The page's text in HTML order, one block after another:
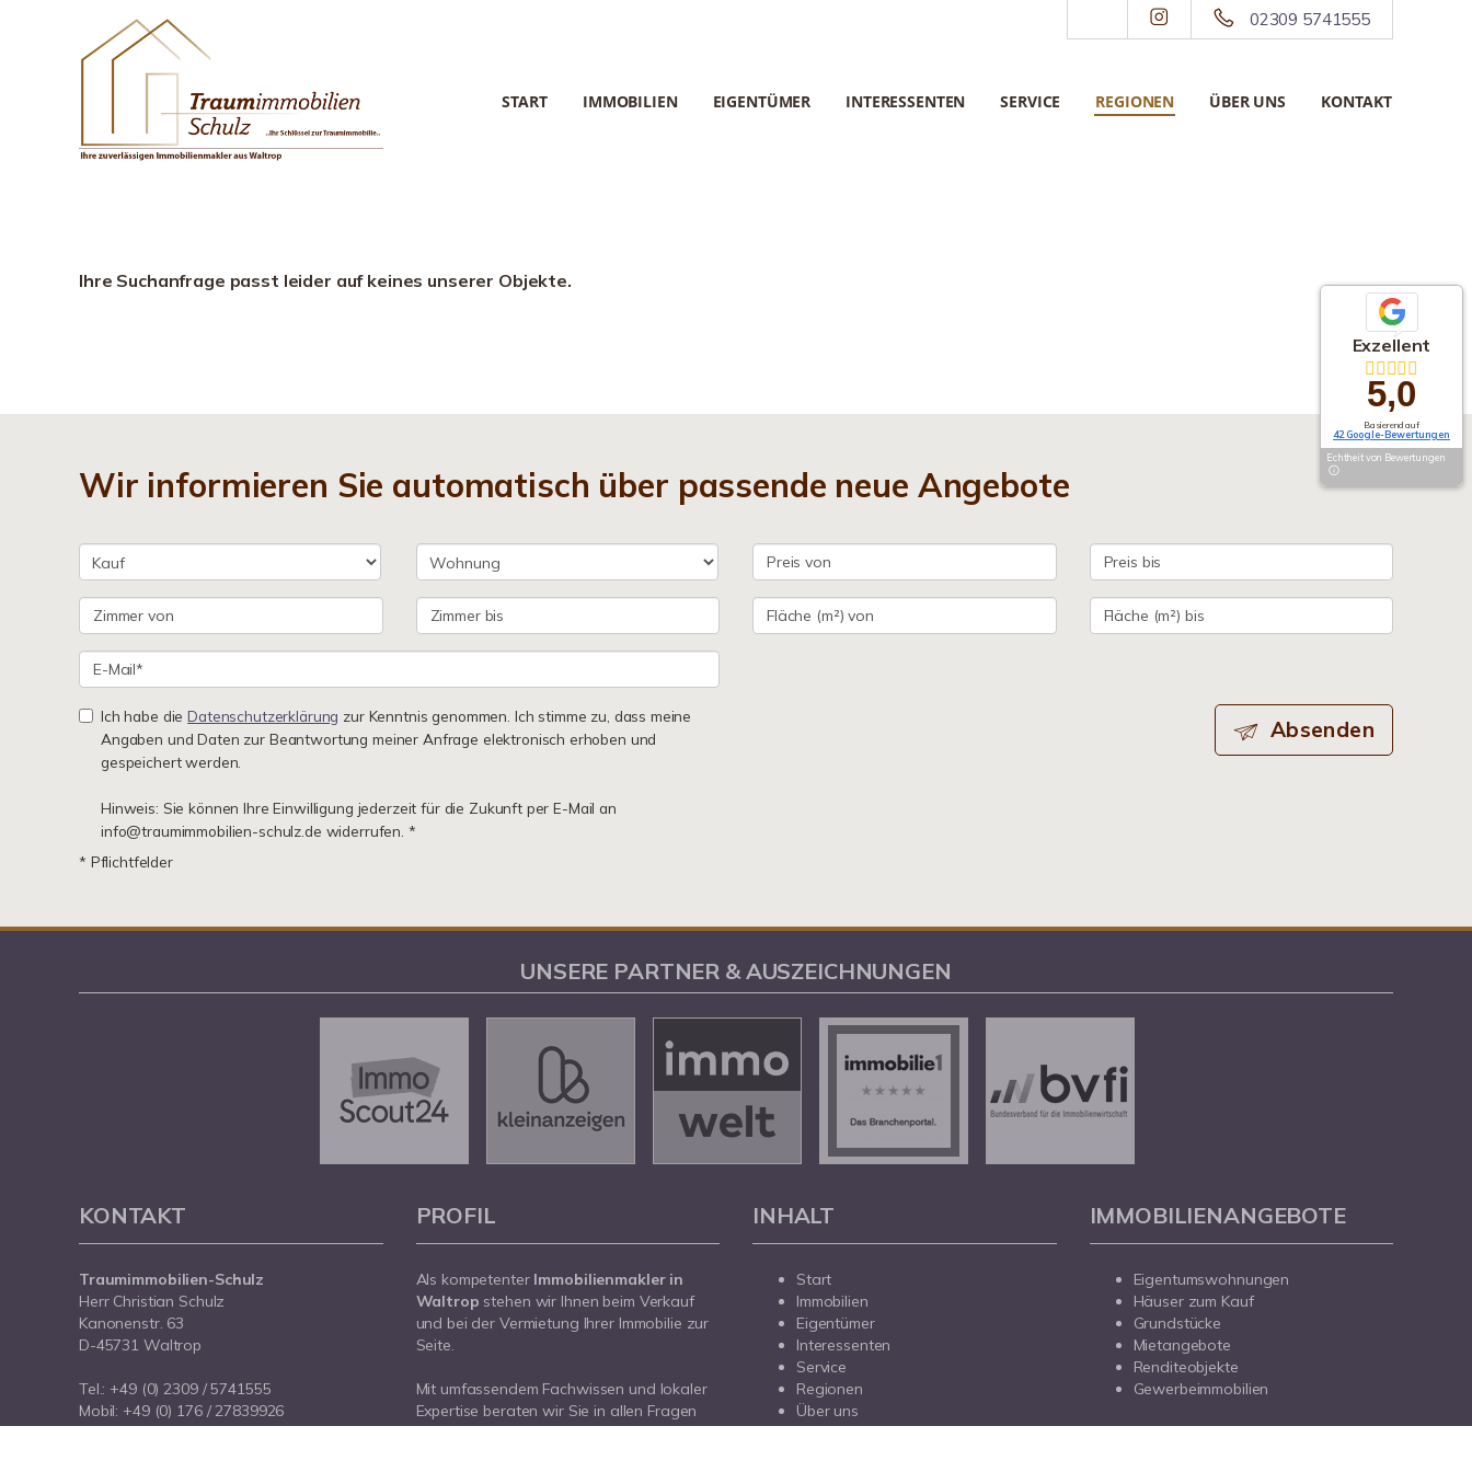
02309 5741555
START IMMOBILIEN EIGENTÜMER INTERESSENTEN SERVICE REGIONEN ÜBER UNS KONTAKT
Ihre Suchanfrage passt leider auf keines unserer Objekte.
Wir informieren Sie automatisch über passende neue Angebote
Ich habe dieDatenschutzerklärung zur Kenntnis genommen. Ich stimme zu, dass meine
Angaben und Daten zur Beantwortung meiner Anfrage elektronisch erhoben und
gespeichert werden.
Hinweis: Sie können Ihre Einwilligung jederzeit für die Zukunft per E-Mail an
info@traumimmobilien-schulz.de widerrufen. *
* Pflichtfelder
Absenden
Exzellent
5,0
Basierend auf
42 Google-Bewertungen
Echtheit von Bewertungen
UNSERE PARTNER & AUSZEICHNUNGEN
KONTAKT
Traumimmobilien-Schulz
Herr Christian Schulz
Kanonenstr. 63
D-45731 Waltrop
Tel.: +49 (0) 2309 / 5741555
Mobil: +49 (0) 176 / 27839926
E-Mail:info@traumimmobilien-schulz.de
PROFIL
Als kompetenter Immobilienmakler in
Waltrop stehen wir Ihnen beim Verkauf
und bei der Vermietung Ihrer Immobilie zur
Seite.
Mit umfassendem Fachwissen und lokaler
Expertise beraten wir Sie in allen Fragen
rund um Ihr Haus oder Ihre Wohnung in
INHALT
Start
Immobilien
Eigentümer
Interessenten
Service
Regionen
Über uns
Kontakt
IMMOBILIENANGEBOTE
Eigentumswohnungen
Häuser zum Kauf
Grundstücke
Mietangebote
Renditeobjekte
Gewerbeimmobilien